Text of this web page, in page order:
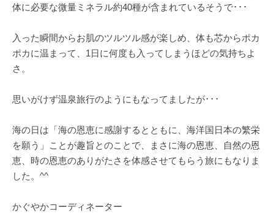
体に必要な微量ミネラル約40種が含まれているそうで･･･
入った瞬間からお肌のツルツル感が楽しめ、体も芯からポカ
ポカに温まって、1日に何度も入ってしまうほどの気持ちよ
さ。
思いがけず温泉旅行のようにもなってましたが･･･
海の日は「海の恩恵に感謝するとともに、海洋国日本の繁栄
を願う」ことが趣旨とのことで、まさに海の恩恵、自然の恩
恵、時の恩恵のありがたさを体感させてもらう旅にもなりま
した。^^
かぐやかコーディネーター